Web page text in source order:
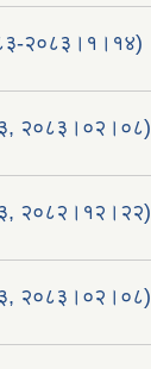
२०८३।१।१४)
२०८३।०२।०८)
२०८२।१२।२२)
२०८३।०२।०८)